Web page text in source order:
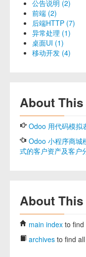
公告说明 (2)
前端 (2)
后端HTTP (7)
异常处理 (1)
桌面UI (1)
移动开发 (4)
About
Odoo 用代码模拟
Odoo 小程序商城
式的客户资产及客户
About
main index to find
archives to find all